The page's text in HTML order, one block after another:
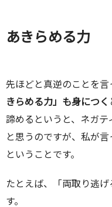
あきらめる力
先ほどと真逆のことを言
きらめる力」も身につく
諦めるというと、ネガ
と思うのですが、私が言
ということです。
たとえば、「両取り逃
す。